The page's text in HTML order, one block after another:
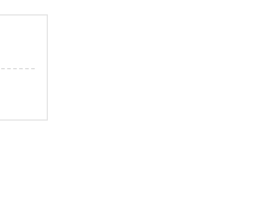
以检
竣